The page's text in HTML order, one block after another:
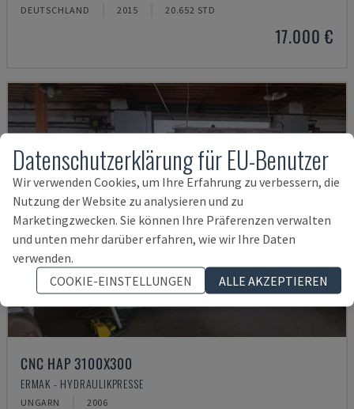
DEUTSCHLAND 2015 20.652 STD
17.000 €
CNC HAP 3100X300
ERMAK - HYDRAULIKPRESSE
UNGARN 2006
Datenschutzerklärung für EU-Benutzer
Wir verwenden Cookies, um Ihre Erfahrung zu verbessern, die
Nutzung der Website zu analysieren und zu
Marketingzwecken. Sie können Ihre Präferenzen verwalten
und unten mehr darüber erfahren, wie wir Ihre Daten
verwenden.
COOKIE-EINSTELLUNGEN
ALLE AKZEPTIEREN